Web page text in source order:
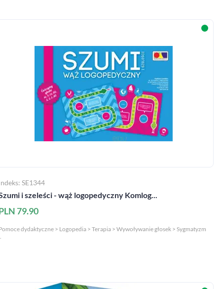
SE1344
i szeleści - wąż logopedyczny Komlog...
79.90
dydaktyczne > Logopedia > Terapia > Wywoływanie głosek > Sygmatyzm